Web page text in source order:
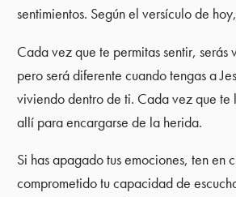
sentimientos. Según el versículo de
Cada vez que te permitas sentir, serás
pero será diferente cuando tengas a
viviendo dentro de ti. Cada vez que te
allí para encargarse de la herida.
Si has apagado tus emociones, ten en
comprometido tu capacidad de